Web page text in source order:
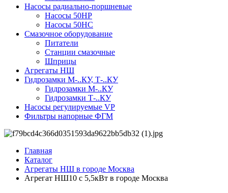
Насосы радиально-поршневые
Насосы 50НР
Насосы 50НС
Смазочное оборудование
Питатели
Станции смазочные
Шприцы
Агрегаты НШ
Гидрозамки М-..КУ, Т-..КУ
Гидрозамки М-..КУ
Гидрозамки Т-..КУ
Насосы регулируемые VP
Фильтры напорные ФГМ
Главная
Каталог
Агрегаты НШ в городе Москва
Агрегат НШ10 с 5,5кВт в городе Москва